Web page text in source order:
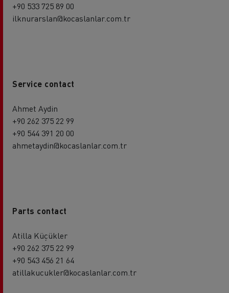
+90 533 725 89 00
ilknurarslan@kocaslanlar.com.tr
Service contact
Ahmet Aydin
+90 262 375 22 99
+90 544 391 20 00
ahmetaydin@kocaslanlar.com.tr
Parts contact
Atilla Küçükler
+90 262 375 22 99
+90 543 456 21 64
atillakucukler@kocaslanlar.com.tr